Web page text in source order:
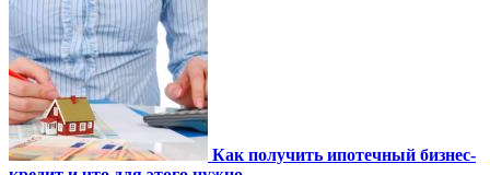
Как получить ипотечный бизнес-